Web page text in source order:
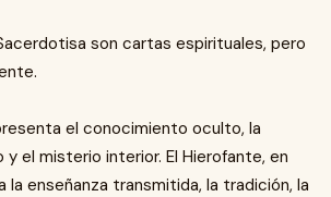
son cartas espirituales, pero
el conocimiento oculto, la
y el misterio interior. El Hierofante, en
la enseñanza transmitida, la tradición, la